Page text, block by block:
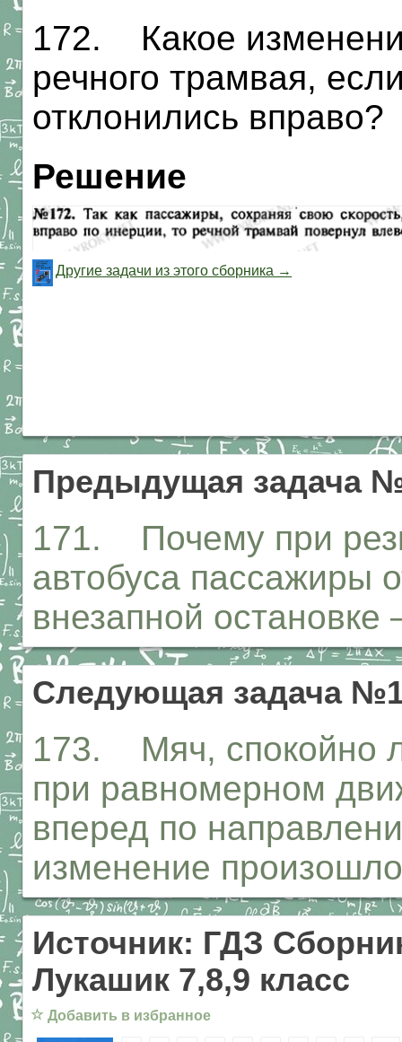
172. Какое
речного трамвая,
отклонились вправо?
Решение
Другие задачи из этого сборника →
Предыдущая задача
171. Почему при
автобуса пассажиры
внезапной
Следующая задача
173. Мяч, спокойно
при равномерном
вперед по
изменение
Источник: ГДЗ
Лукашик 7,8,9 класс
☆ Добавить в избранное